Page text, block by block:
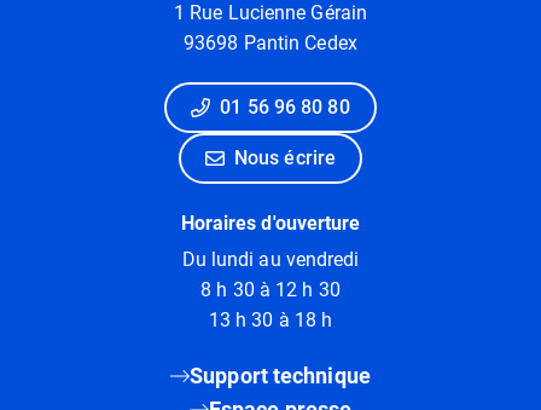
1 Rue Lucienne Gérain
93698 Pantin Cedex
01 56 96 80 80
Nous écrire
Horaires d'ouverture
Du lundi au vendredi
8 h 30 à 12 h 30
13 h 30 à 18 h
Support technique